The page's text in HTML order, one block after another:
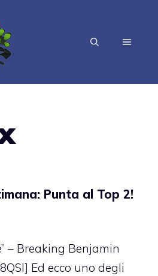
MENU
Punta al Top 2!
– Breaking Benjamin
Ed ecco uno degli